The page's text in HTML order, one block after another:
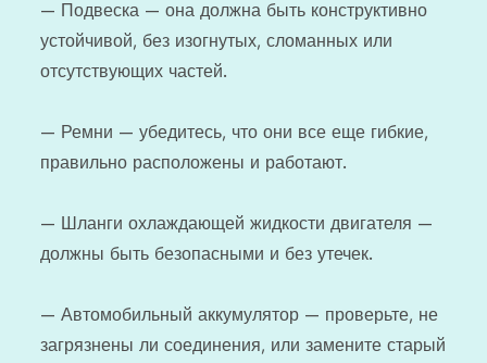
— Подвеска — она ​​должна быть конструктивно
устойчивой, без изогнутых, сломанных или
отсутствующих частей.
— Ремни — убедитесь, что они все еще гибкие,
правильно расположены и работают.
— Шланги охлаждающей жидкости двигателя —
должны быть безопасными и без утечек.
— Автомобильный аккумулятор — проверьте, не
загрязнены ли соединения, или замените старый